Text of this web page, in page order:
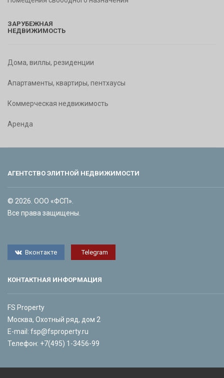
ЗАРУБЕЖНАЯ
НЕДВИЖИМОСТЬ
Дома, виллы, резиденции
Апартаменты, квартиры, пентхаусы
Коммерческая недвижимость
Аренда
АГЕНТСТВО ЭЛИТНОЙ НЕДВИЖИМОСТИ
© 2026. ООО «ФСП».
Все права защищены.
Вконтакте Telegram
КОНТАКТНАЯ ИНФОРМАЦИЯ
FS Property
Москва, Охотный ряд, дом 2
E-mail: fsp@fsproperty.ru
Телефон: +7(495) 1-3456-99